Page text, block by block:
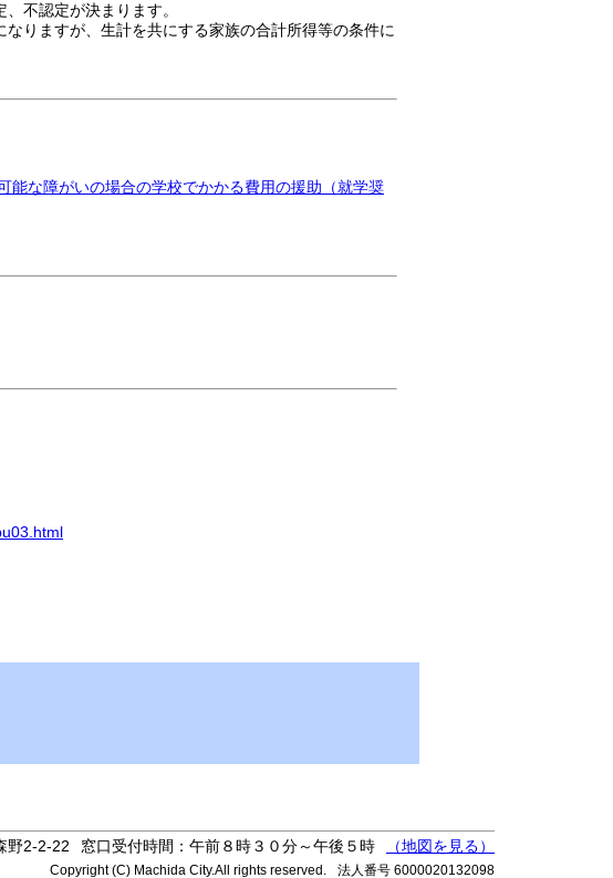
不認定が決まります。
りますが、生計を共にする家族の合計所得等の条件に
な障がいの場合の学校でかかる費用の援助（就学奨
野2-2-22 窓口受付時間：午前８時３０分～午後５時 （地図を見る）
Copyright (C) Machida City.All rights reserved. 法人番号 6000020132098